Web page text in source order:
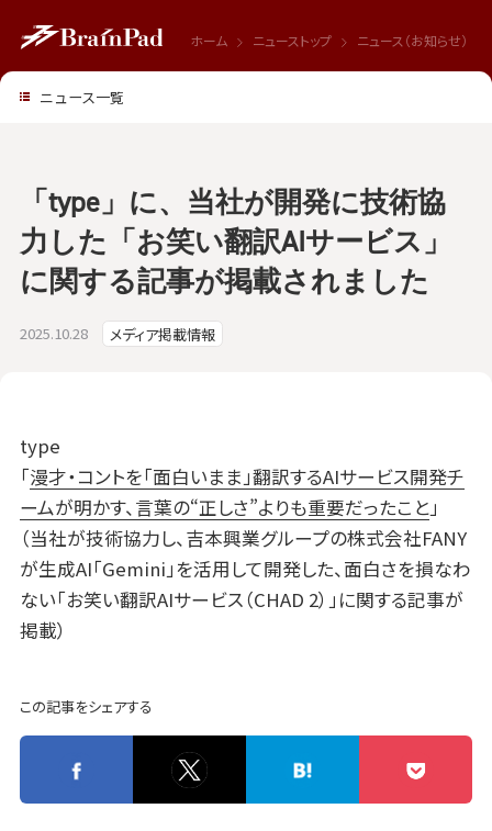
ホーム ニューストップ ニュース（お知らせ）
2025.10.28 メディア掲載情報
「type」に、当社が開発に技術協
力した「お笑い翻訳AIサービス」
に関する記事が掲載されました
type
「漫才・コントを「面白いまま」翻訳するAIサービス開発チ
ームが明かす、言葉の“正しさ”よりも重要だったこと」
（当社が技術協力し、吉本興業グループの株式会社FANY
が生成AI「Gemini」を活用して開発した、面白さを損なわ
ない「お笑い翻訳AIサービス（CHAD 2）」に関する記事が
掲載）
この記事をシェアする
ニュース一覧